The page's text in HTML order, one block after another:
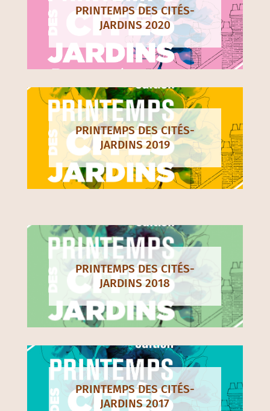
PRINTEMPS DES CITÉS-
JARDINS 2020
PRINTEMPS DES CITÉS-
JARDINS 2019
PRINTEMPS DES CITÉS-
JARDINS 2018
PRINTEMPS DES CITÉS-
JARDINS 2017